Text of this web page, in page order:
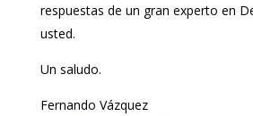
respuestas de un gran experto en
usted.
Un saludo.
Fernando Vázquez